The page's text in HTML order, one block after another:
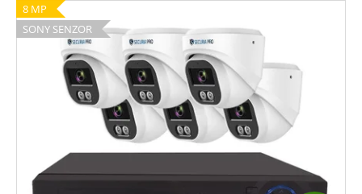
8 MP
SONY SENZOR